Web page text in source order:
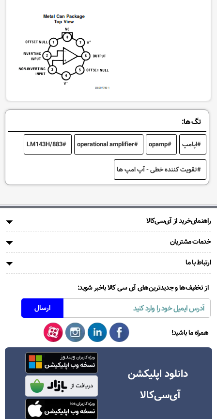
تگ ها:
اپامپ opamp
operational amplifier
LM143H/883
تقویت کننده خطی - آپ امپ ها
راهنمای‌خرید از آی‌سی‌کالا
خدمات مشتریان
ارتباط با ما
از تخفیف‌ها و جدیدترین‌های آی سی کالا باخبر شوید:
همراه ما باشید!
دانلود اپلیکشن
آی‌سی‌کالا